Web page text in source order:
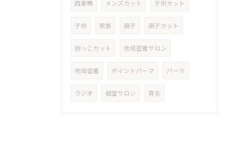
西巣鴨 メンズカット 子供カット
子供 家族 親子 親子カット
抱っこカット 地域密着サロン
地域密着 ポイントパーマ パーマ
ラジオ 個室サロン 育毛